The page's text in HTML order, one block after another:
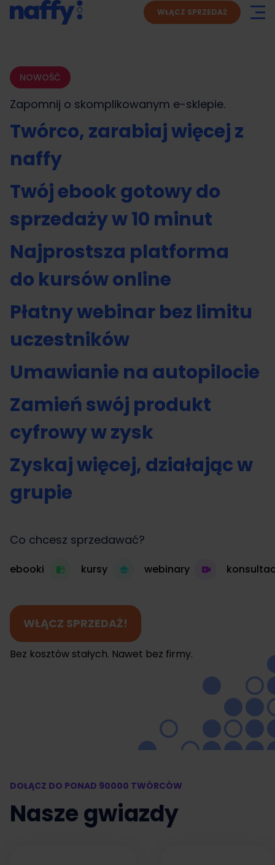
WŁĄCZ SPRZEDAŻ
NOWOŚĆ
Zapomnij o skomplikowanym e-sklepie.
Twórco, zarabiaj więcej z
naffy
Twój ebook gotowy do
sprzedaży w 10 minut
Najprostsza platforma
do kursów online
Płatny webinar bez limitu
uczestników
Umawianie na autopilocie
Zamień swój produkt
cyfrowy w zysk
Zyskaj więcej, działając w
grupie
Co chcesz sprzedawać?
ebooki kursy webinary
WŁĄCZ SPRZEDAŻ!
Bez kosztów stałych. Nawet bez firmy.
DOŁĄCZ DO PONAD 90000 TWÓRCÓW
Nasze gwiazdy